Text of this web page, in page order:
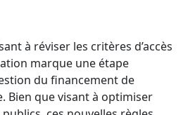
à réviser les critères d’accès
marque une étape
du financement de
Bien que visant à optimiser